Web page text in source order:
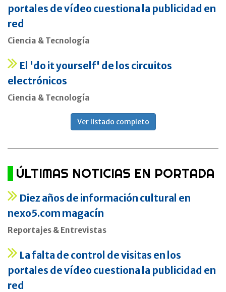
portales de vídeo cuestiona la publicidad en
red
Ciencia & Tecnología
El 'do it yourself' de los circuitos
electrónicos
Ciencia & Tecnología
Ver listado completo
ÚLTIMAS NOTICIAS EN PORTADA
Diez años de información cultural en
nexo5.com magacín
Reportajes & Entrevistas
La falta de control de visitas en los
portales de vídeo cuestiona la publicidad en
red